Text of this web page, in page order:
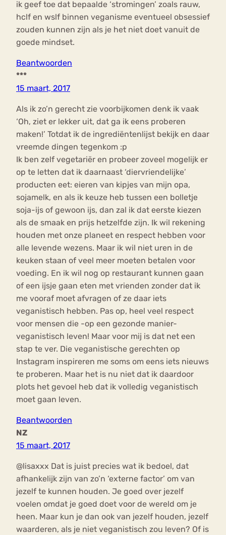
ik geef toe dat bepaalde ‘stromingen’ zoals rauw,
hclf en wslf binnen veganisme eventueel obsessief
zouden kunnen zijn als je het niet doet vanuit de
goede mindset.
Beantwoorden
***
15 maart, 2017
Als ik zo’n gerecht zie voorbijkomen denk ik vaak
‘Oh, ziet er lekker uit, dat ga ik eens proberen
maken!’ Totdat ik de ingrediëntenlijst bekijk en daar
vreemde dingen tegenkom :p
Ik ben zelf vegetariër en probeer zoveel mogelijk er
op te letten dat ik daarnaast ‘diervriendelijke’
producten eet: eieren van kipjes van mijn opa,
sojamelk, en als ik keuze heb tussen een bolletje
soja-ijs of gewoon ijs, dan zal ik dat eerste kiezen
als de smaak en prijs hetzelfde zijn. Ik wil rekening
houden met onze planeet en respect hebben voor
alle levende wezens. Maar ik wil niet uren in de
keuken staan of veel meer moeten betalen voor
voeding. En ik wil nog op restaurant kunnen gaan
of een ijsje gaan eten met vrienden zonder dat ik
me vooraf moet afvragen of ze daar iets
veganistisch hebben. Pas op, heel veel respect
voor mensen die -op een gezonde manier-
veganistisch leven! Maar voor mij is dat net een
stap te ver. Die veganistische gerechten op
Instagram inspireren me soms om eens iets nieuws
te proberen. Maar het is nu niet dat ik daardoor
plots het gevoel heb dat ik volledig veganistisch
moet gaan leven.
Beantwoorden
NZ
15 maart, 2017
@lisaxxx Dat is juist precies wat ik bedoel, dat
afhankelijk zijn van zo’n ‘externe factor’ om van
jezelf te kunnen houden. Je goed over jezelf
voelen omdat je goed doet voor de wereld om je
heen. Maar kun je dan ook van jezelf houden, jezelf
waarderen, als je niet veganistisch zou leven? Of is